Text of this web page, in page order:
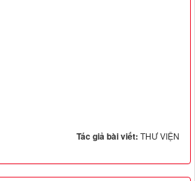
Tác giả bài viết: THƯ VIỆN